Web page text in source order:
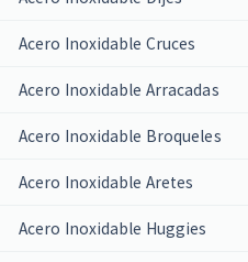
Acero Inoxidable Cruces
Acero Inoxidable Arracadas
Acero Inoxidable Broqueles
Acero Inoxidable Aretes
Acero Inoxidable Huggies